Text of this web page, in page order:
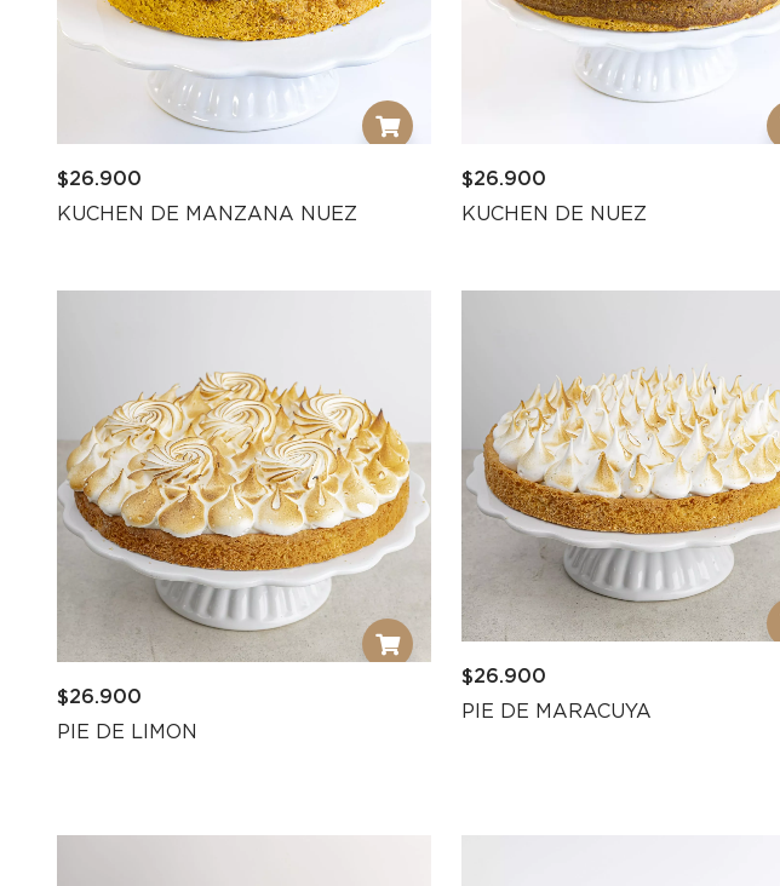
$26.900
KUCHEN DE MANZANA NUEZ
$26.900
KUCHEN DE NUEZ
$26.900
PIE DE LIMON
$26.900
PIE DE MARACUYA